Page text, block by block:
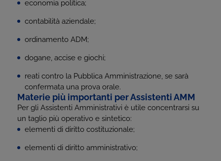
economia politica;
contabilità aziendale;
ordinamento ADM;
dogane, accise e giochi;
reati contro la Pubblica Amministrazione, se sarà
confermata una prova orale.
Materie più importanti per Assistenti AMM
Per gli Assistenti Amministrativi è utile concentrarsi su
un taglio più operativo e sintetico:
elementi di diritto costituzionale;
elementi di diritto amministrativo;